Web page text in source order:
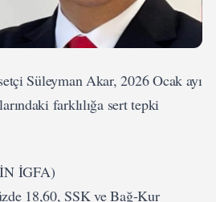
Süleyman Akar, 2026 Ocak ayı
farklılığa sert tepki
İGFA)
18,60, SSK ve Bağ-Kur